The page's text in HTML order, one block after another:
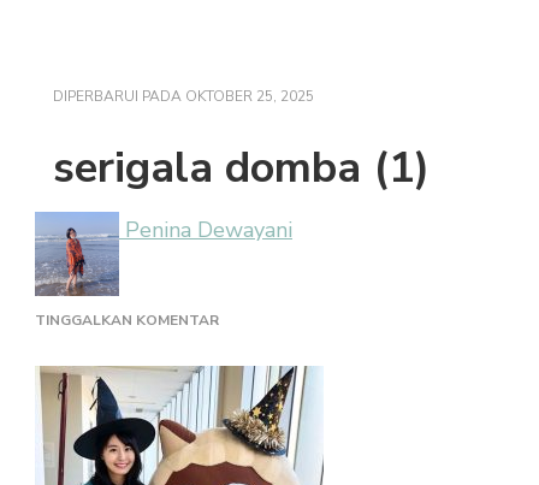
DIPERBARUI PADA OKTOBER 25, 2025
serigala domba (1)
Penina Dewayani
TINGGALKAN KOMENTARPADA
DOMBA
(1)